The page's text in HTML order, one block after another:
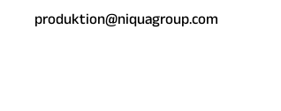
produktion@niquagroup.com